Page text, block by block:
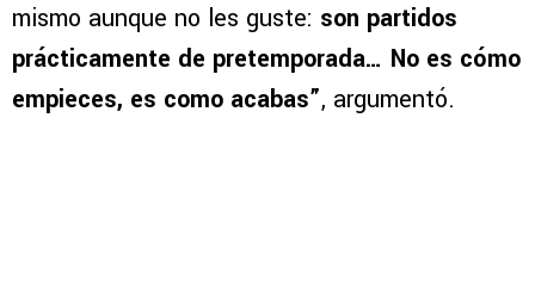
mismo aunque no les guste: son partidos
prácticamente de pretemporada… No es cómo
empieces, es como acabas”, argumentó.